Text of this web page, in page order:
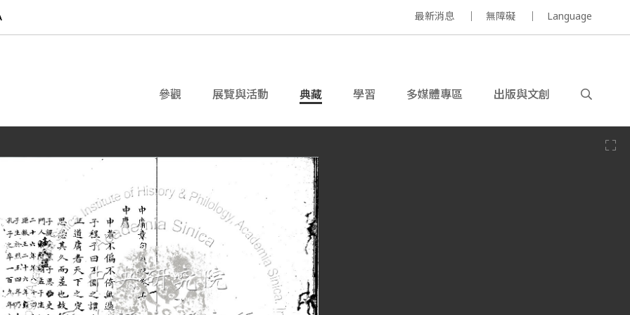
最新消息 無障礙 Language
參觀 展覽與活動 典藏 學習 多媒體專區 出版與文創